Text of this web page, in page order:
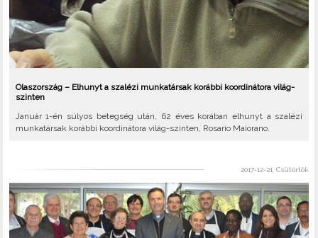
Olaszország – Elhunyt a szalézi munkatársak korábbi koordinátora világ-
szinten
Január 1-én súlyos betegség után, 62 éves korában elhunyt a szalézi
munkatársak korábbi koordinátora világ-szinten, Rosario Maiorano.
2017-12-21, Csütörtök